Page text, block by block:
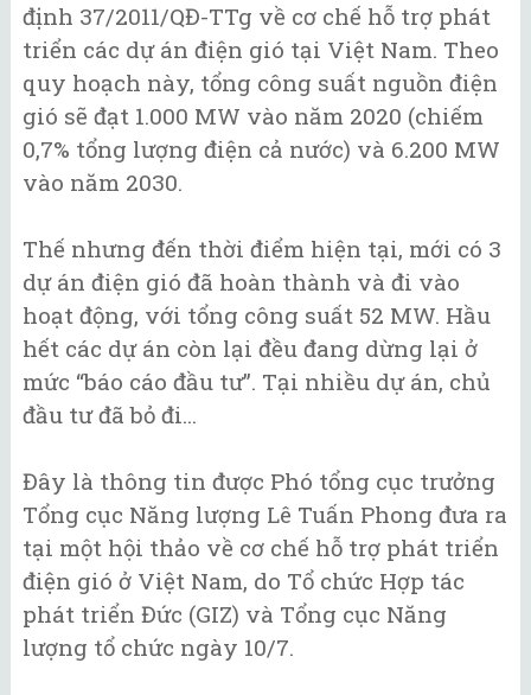
định 37/2011/QĐ-TTg về cơ chế hỗ trợ phát
triển các dự án điện gió tại Việt Nam. Theo
quy hoạch này, tổng công suất nguồn điện
gió sẽ đạt 1.000 MW vào năm 2020 (chiếm
0,7% tổng lượng điện cả nước) và 6.200 MW
vào năm 2030.
Thế nhưng đến thời điểm hiện tại, mới có 3
dự án điện gió đã hoàn thành và đi vào
hoạt động, với tổng công suất 52 MW. Hầu
hết các dự án còn lại đều đang dừng lại ở
mức “báo cáo đầu tư”. Tại nhiều dự án, chủ
đầu tư đã bỏ đi...
Đây là thông tin được Phó tổng cục trưởng
Tổng cục Năng lượng Lê Tuấn Phong đưa ra
tại một hội thảo về cơ chế hỗ trợ phát triển
điện gió ở Việt Nam, do Tổ chức Hợp tác
phát triển Đức (GIZ) và Tổng cục Năng
lượng tổ chức ngày 10/7.